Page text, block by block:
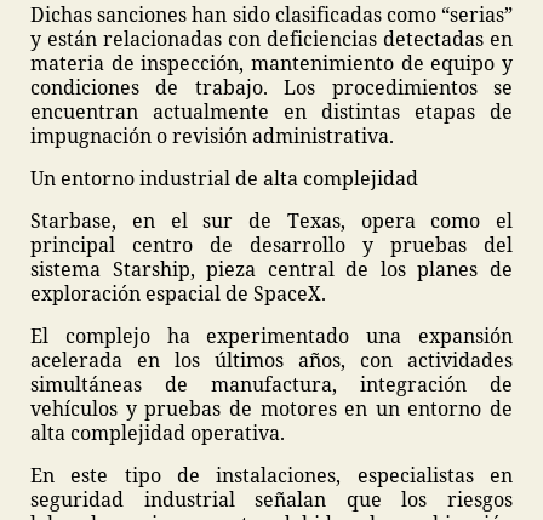
Dichas sanciones han sido clasificadas como “serias”
y están relacionadas con deficiencias detectadas en
materia de inspección, mantenimiento de equipo y
condiciones de trabajo. Los procedimientos se
encuentran actualmente en distintas etapas de
impugnación o revisión administrativa.
Un entorno industrial de alta complejidad
Starbase, en el sur de Texas, opera como el
principal centro de desarrollo y pruebas del
sistema Starship, pieza central de los planes de
exploración espacial de SpaceX.
El complejo ha experimentado una expansión
acelerada en los últimos años, con actividades
simultáneas de manufactura, integración de
vehículos y pruebas de motores en un entorno de
alta complejidad operativa.
En este tipo de instalaciones, especialistas en
seguridad industrial señalan que los riesgos